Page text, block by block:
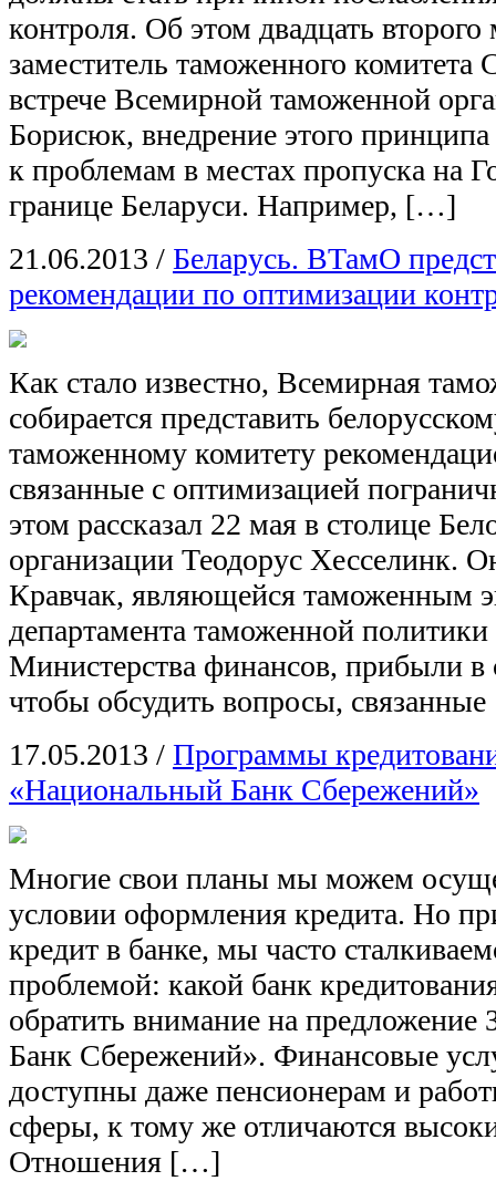
контроля. Об этом двадцать второго
заместитель таможенного комитета
встрече Всемирной таможенной
Борисюк, внедрение этого
к проблемам в местах пропуска на
границе Беларуси. Например, […]
21.06.2013 / Беларусь. ВТамО
рекомендации по оптимизации
Как стало известно, Всемирная
собирается представить
таможенному комитету
связанные с оптимизацией
этом рассказал 22 мая в столице
организации Теодорус Хесселинк.
Кравчак, являющейся таможенным
департамента таможенной политики
Министерства финансов, прибыли в
чтобы обсудить вопросы,
17.05.2013 / Программы
«Национальный Банк Сбережений»
Многие свои планы мы можем
условии оформления кредита. Но
кредит в банке, мы часто
проблемой: какой банк
обратить внимание на
Банк Сбережений». Финансовые
доступны даже пенсионерам и
сферы, к тому же отличаются
Отношения […]